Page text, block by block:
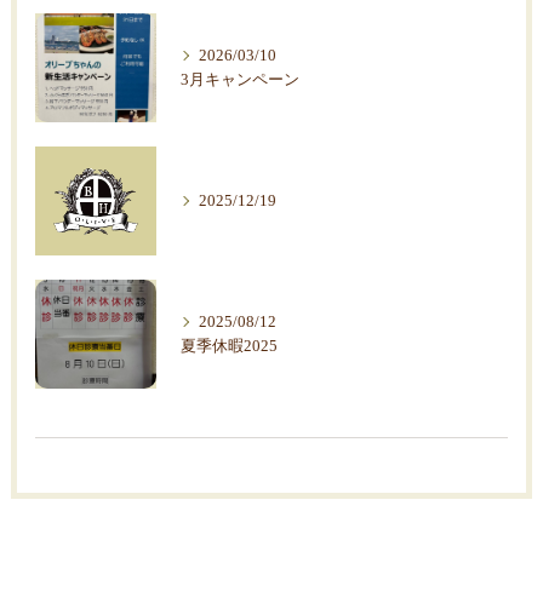
2026/03/10
3月キャンペーン
2025/12/19
2025/08/12
夏季休暇2025